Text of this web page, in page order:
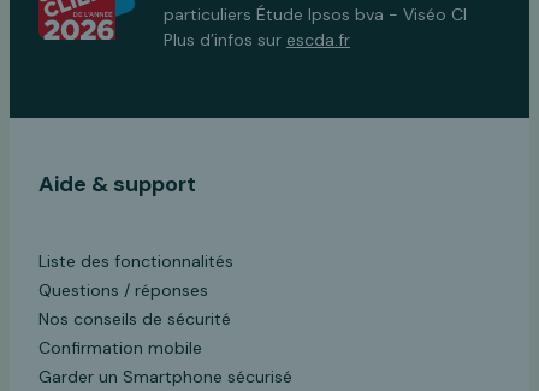
particuliers Étude Ipsos bva - Viséo CI
Plus d’infos sur escda.fr
Aide & support
Liste des fonctionnalités
Questions / réponses
Nos conseils de sécurité
Confirmation mobile
Garder un Smartphone sécurisé